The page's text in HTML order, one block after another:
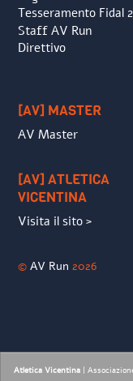
Tesseramento Fidal
Staff AV Run
Direttivo
[AV] MASTER
AV Master
[AV] ATLETICA
VICENTINA
Visita il sito >
©AV Run 2026
Atletica Vicentina |